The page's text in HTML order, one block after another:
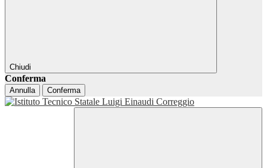
Chiudi
Conferma
Annulla Conferma